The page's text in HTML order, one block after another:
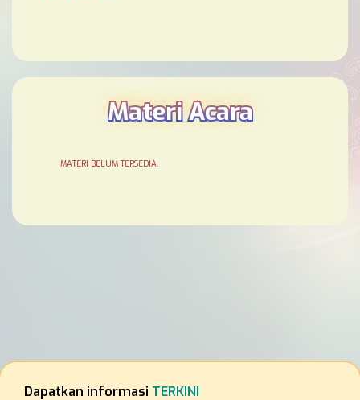
Materi Acara
MATERI BELUM TERSEDIA.
Dapatkan informasi TERKINI